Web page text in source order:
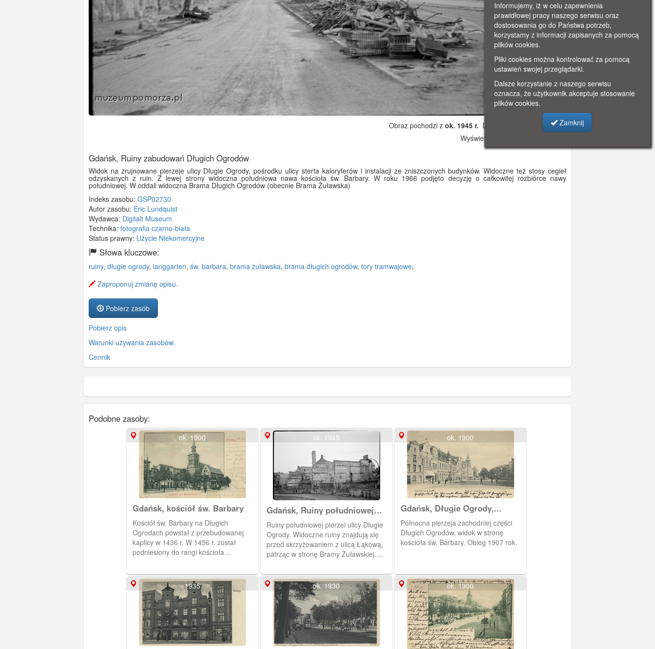
Obraz pochodzi z ok. 1945 r. Dodano: 2020-02-23 10:03
Wyświetlono: 5261
Gdańsk, Ruiny zabudowań Długich Ogrodów
Widok na zrujnowane pierzeje ulicy Długie Ogrody, pośrodku ulicy sterta kaloryferów i instalacji ze zniszczonych budynków. Widoczne też stosy cegieł
odzyskanych z ruin. Z lewej strony widoczna południowa nawa kościoła św. Barbary. W roku 1966 podjęto decyzję o całkowitej rozbiórce nawy
południowej. W oddali widoczna Brama Długich Ogrodów (obecnie Brama Żuławska)
Indeks zasobu: GSP02730
Autor zasobu: Eric Lundquist
Wydawca: Digitalt Museum
Technika: fotografia czarno-biała
Status prawny: Użycie Niekomercyjne
Słowa kluczowe:
ruiny, długie ogrody, langgarten, św. barbara, brama żuławska, brama długich ogrodów, tory tramwajowe,
Zaproponuj zmianę opisu.
Pobierz zasób
Pobierz opis
Warunki używania zasobów.
Cennik
Podobne zasoby:
ok. 1900
Gdańsk, kościół św. Barbary
Kościół św. Barbary na Długich
Ogrodach powstał z przebudowanej
kaplicy w 1436 r. W 1456 r. został
podniesiony do rangi kościoła
ok. 1945
Gdańsk, Ruiny południowej
pierzei ulicy Długie Ogrody
Ruiny południowej pierzei ulicy Długie
Ogrody. Widoczne ruiny znajdują się
przed skrzyżowaniem z ulicą Łąkową,
patrząc w stronę Bramy Żuławskiej.
przez charakterystyczne lampy
zamontowane w latach 30 XX wieku.
Widoczne są również stosy cegieł ze
zniszczonych budynków.
ok. 1900
Gdańsk, Długie Ogrody,
pierzeja północna
Północna pierzeja zachodniej części
Długich Ogrodów, widok w stronę
kościoła św. Barbary. Obieg 1907 rok.
1935 ok. 1930 ok. 1900
Informujemy, iż w celu zapewnienia
prawidłowej pracy naszego serwisu oraz
dostosowania go do Państwa potrzeb,
korzystamy z informacji zapisanych za pomocą
plików cookies.
Pliki cookies można kontrolować za pomocą
ustawień swojej przeglądarki.
Dalsze korzystanie z naszego serwisu
oznacza, że użytkownik akceptuje stosowanie
plików cookies.
Zamknij